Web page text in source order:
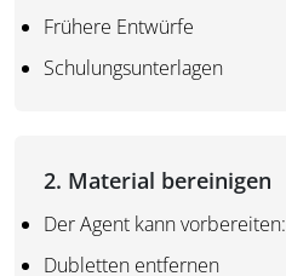
Frühere Entwürfe
Schulungsunterlagen
2. Material bereinigen
Der Agent kann vorbereiten:
Dubletten entfernen